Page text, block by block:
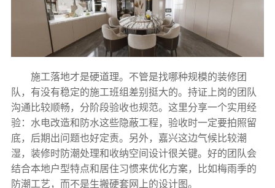
施工落地才是硬道理。不管是找哪种规模的装修团
队，有没有稳定的施工班组差别挺大的。持证上岗的团队
沟通比较顺畅，分阶段验收也规范。这里分享一个实用经
验：水电改造和防水这些隐蔽工程，验收时一定要拍照留
底，后期出问题也好定责。另外，嘉兴这边气候比较潮
湿，装修时防潮处理和收纳空间设计很关键。好的团队会
结合本地户型特点和居住习惯来优化方案，比如梅雨季的
防潮工艺，而不是生搬硬套网上的设计图。